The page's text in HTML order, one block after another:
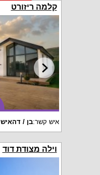
קלמה ריזורט
איש קשר:בן / דהאיש
וילה מצודת דוד